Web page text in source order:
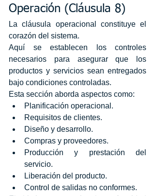
Operación (Cláusula 8)
La cláusula operacional constituye el
corazón del sistema.
Aquí se establecen los controles
necesarios para asegurar que los
productos y servicios sean entregados
bajo condiciones controladas.
Esta sección aborda aspectos como:
Planificación operacional.
Requisitos de clientes.
Diseño y desarrollo.
Compras y proveedores.
Producción y prestación del
servicio.
Liberación del producto.
Control de salidas no conformes.